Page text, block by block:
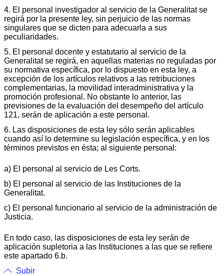
4. El personal investigador al servicio de la Generalitat se
regirá por la presente ley, sin perjuicio de las normas
singulares que se dicten para adecuarla a sus
peculiaridades.
5. El personal docente y estatutario al servicio de la
Generalitat se regirá, en aquellas materias no reguladas por
su normativa específica, por lo dispuesto en esta ley, a
excepción de los artículos relativos a las retribuciones
complementarias, la movilidad interadministrativa y la
promoción profesional. No obstante lo anterior, las
previsiones de la evaluación del desempeño del artículo
121, serán de aplicación a este personal.
6. Las disposiciones de esta ley sólo serán aplicables
cuando así lo determine su legislación específica, y en los
términos previstos en ésta; al siguiente personal:
a) El personal al servicio de Les Corts.
b) El personal al servicio de las Instituciones de la
Generalitat.
c) El personal funcionario al servicio de la administración de
Justicia.
En todo caso, las disposiciones de esta ley serán de
aplicación supletoria a las Instituciones a las que se refiere
este apartado 6.b.
Subir